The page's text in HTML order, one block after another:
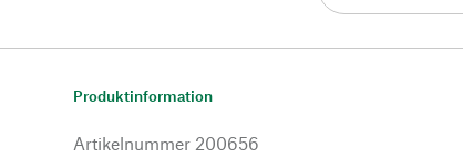
Produktinformation
Artikelnummer 200656